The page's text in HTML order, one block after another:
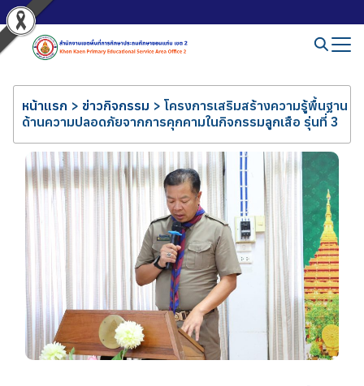
หน้าแรก > ข่าวกิจกรรม > โครงการเสริมสร้างความรู้พื้นฐาน
ด้านความปลอดภัยจากการคุกคามในกิจกรรมลูกเสือ รุ่นที่ 3